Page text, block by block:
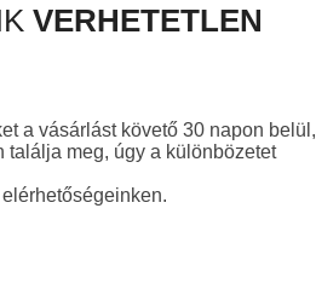
VERHETETLEN
a vásárlást követő 30 napon belül,
találja meg, úgy a különbözetet